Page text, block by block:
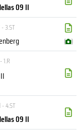
09 II
3.ST
( )
4.ST
09 II